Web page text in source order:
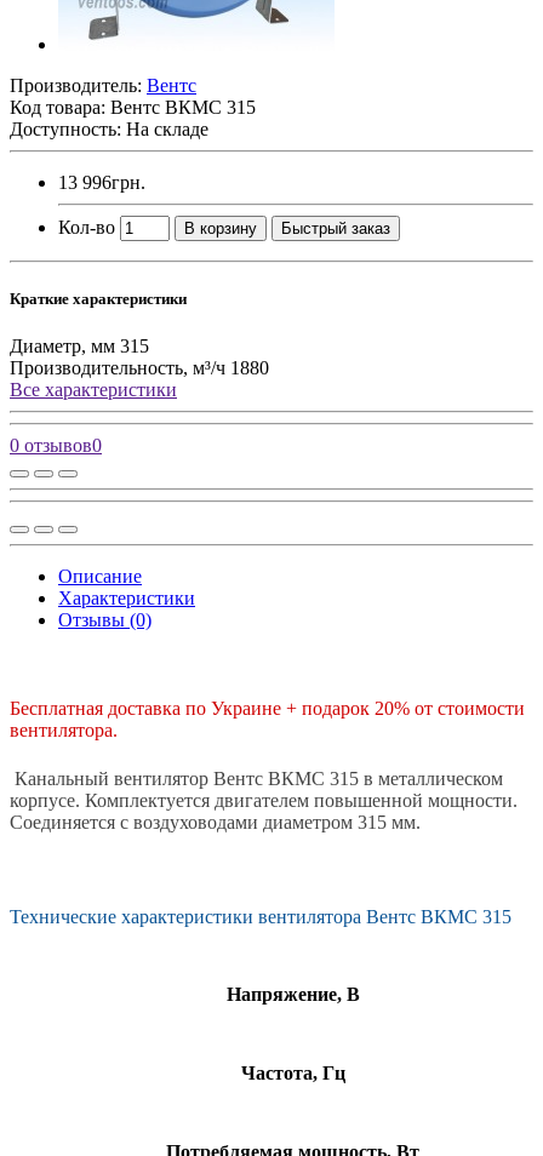
Производитель: Вентс
Код товара: Вентс ВКМC 315
Доступность: На складе
13 996грн.
Кол-во В корзину Быстрый заказ
Краткие характеристики
Диаметр, мм 315
Производительность, м³/ч 1880
Все характеристики
0 отзывов0
Описание
Характеристики
Отзывы (0)
Бесплатная доставка по Украине + подарок 20% от стоимости
вентилятора.
Канальный вентилятор Вентс ВКМС 315 в металлическом
корпусе. Комплектуется двигателем повышенной мощности.
Соединяется с воздуховодами диаметром 315 мм.
Технические характеристики вентилятора Вентс ВКМС 315
Напряжение, В
Частота, Гц
Потребляемая мощность, Вт